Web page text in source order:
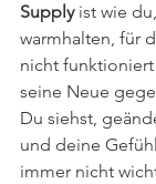
Supply ist wie
warmhalten, für
nicht
seine Neue
Du siehst,
und deine
immer nicht